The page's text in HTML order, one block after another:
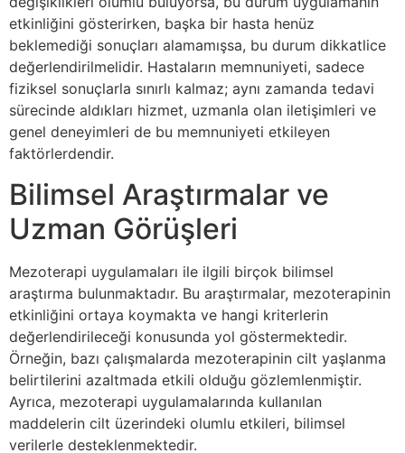
etkinliğini gösterirken, başka bir hasta henüz
beklemediği sonuçları alamamışsa, bu durum dikkatlice
değerlendirilmelidir. Hastaların memnuniyeti, sadece
fiziksel sonuçlarla sınırlı kalmaz; aynı zamanda tedavi
sürecinde aldıkları hizmet, uzmanla olan iletişimleri ve
genel deneyimleri de bu memnuniyeti etkileyen
faktörlerdendir.
Bilimsel Araştırmalar ve
Uzman Görüşleri
Mezoterapi uygulamaları ile ilgili birçok bilimsel
araştırma bulunmaktadır. Bu araştırmalar, mezoterapinin
etkinliğini ortaya koymakta ve hangi kriterlerin
değerlendirileceği konusunda yol göstermektedir.
Örneğin, bazı çalışmalarda mezoterapinin cilt yaşlanma
belirtilerini azaltmada etkili olduğu gözlemlenmiştir.
Ayrıca, mezoterapi uygulamalarında kullanılan
maddelerin cilt üzerindeki olumlu etkileri, bilimsel
verilerle desteklenmektedir.